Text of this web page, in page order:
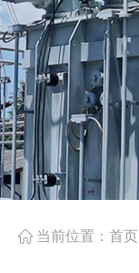
当前位置： 首页